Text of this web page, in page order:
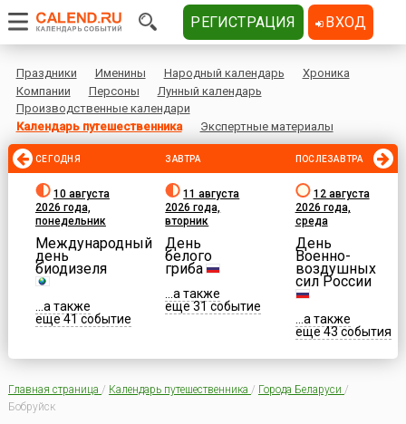
Праздники Именины Народный календарь
Хроника
Компании
Персоны
Лунный календарь
Производственные календари
Календарь путешественника
Экспертные материалы
СЕГОДНЯ
10 августа
2026 года,
понедельник
Международный
день
биодизеля
...а также
еще 41 событие
ЗАВТРА
11 августа
2026 года,
вторник
День
белого
гриба
...а также
еще 31 событие
ПОСЛЕЗАВТРА
12 августа
2026 года,
среда
День
Военно-
воздушных
сил России
...а также
еще 43 события
Главная страница / Календарь путешественника / Города Беларуси /
Бобруйск
РЕГИСТРАЦИЯ ВХОД